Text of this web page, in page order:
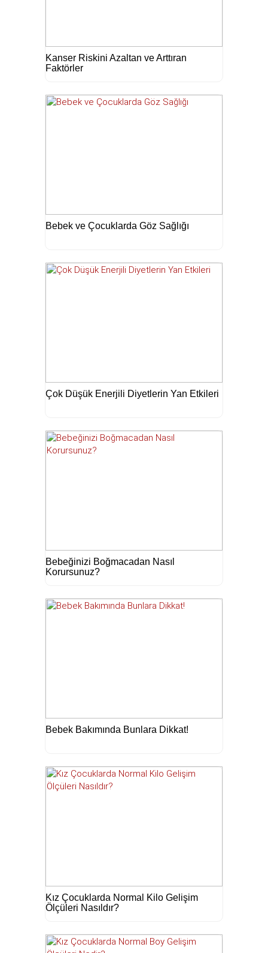
Kanser Riskini Azaltan ve Arttıran
Faktörler
Bebek ve Çocuklarda Göz Sağlığı
Çok Düşük Enerjili Diyetlerin Yan Etkileri
Bebeğinizi Boğmacadan Nasıl
Korursunuz?
Bebek Bakımında Bunlara Dikkat!
Kız Çocuklarda Normal Kilo Gelişim
Ölçüleri Nasıldır?